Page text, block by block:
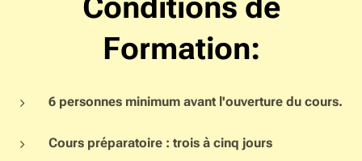
Formation:
6 personnes minimum avant l'ouverture du cours.
Cours préparatoire : trois à cinq jours